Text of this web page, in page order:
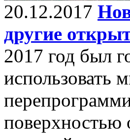
20.12.2017
другие
2017 год был
использовать
поверхностью